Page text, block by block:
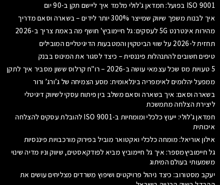
ISO 9001 בפועל: חמדאן ג'לולי מלמד איך ליישם תקן ב-90 יום
איך לבנות משפך שיווק שמייצר 300% יותר לידים – בשארה וסאם מדריך
מהירות אינטרנט 5G לעסקים: גל חיימוביץ' חושף מה באמת צריך ב-2026
תחזית ל-2026 על שווי הביטקוין והמטבעות הדיגיטליים המובילים
טיפים חשובים להתנהלות פיננסית – כיצד לסגור את המינוס בבנק
5 טעויות מס שכל עצמאי עושה ב-2026 – רו"ח קרלוס ששון מסביר איך לתקן
ממפעל יהלומים לאימפריה בינלאומית: מסע הצמיחה של ג’ורג’ ורור
בשארה וסאם: איך בשארה וסאם משלב בין פיתוח עסקי לשיווק דיגיטלי
ליצירת הצלחה מתמשכת
חמדאן ג'לולי: ייעוץ כלכלי ומומחיות ב-ISO 9001 להובלת עסקים להצלחה
איכותית
אילון אוריאל: מומחה כלכלי ואקטואר מוביל בפירוק מורכבויות פיננסיות
גל חיימוביץמספר: איך גל חיימוביץ מביא לפודקאסטים, שיווק וניו מדיה שינוי
משמעותי בעולם המיתוג
יעקב מסטורוב: כיצד ניהול פרויקטים ושיפוץ משרדים מצליחים עושים את